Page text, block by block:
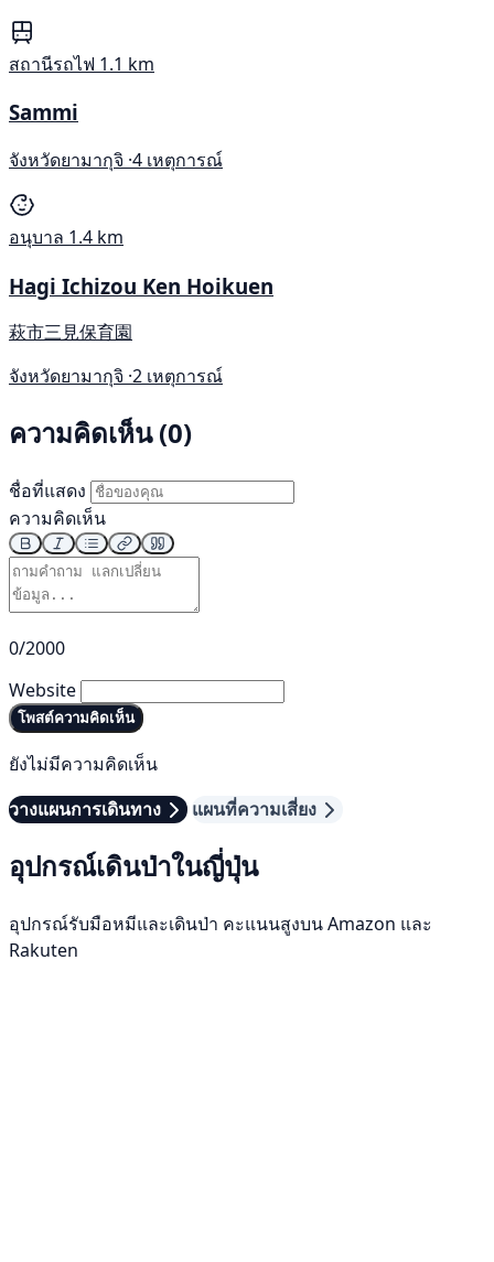
สถานีรถไฟ 1.1 km
Sammi
จังหวัดยามากุจิ ·4 เหตุการณ์
อนุบาล 1.4 km
Hagi Ichizou Ken Hoikuen
萩市三見保育園
จังหวัดยามากุจิ ·2 เหตุการณ์
ความคิดเห็น (0)
ชื่อที่แสดง
ความคิดเห็น
0/2000
Website
โพสต์ความคิดเห็น
ยังไม่มีความคิดเห็น
วางแผนการเดินทาง
แผนที่ความเสี่ยง
อุปกรณ์เดินป่าในญี่ปุ่น
อุปกรณ์รับมือหมีและเดินป่า คะแนนสูงบน Amazon และ
Rakuten